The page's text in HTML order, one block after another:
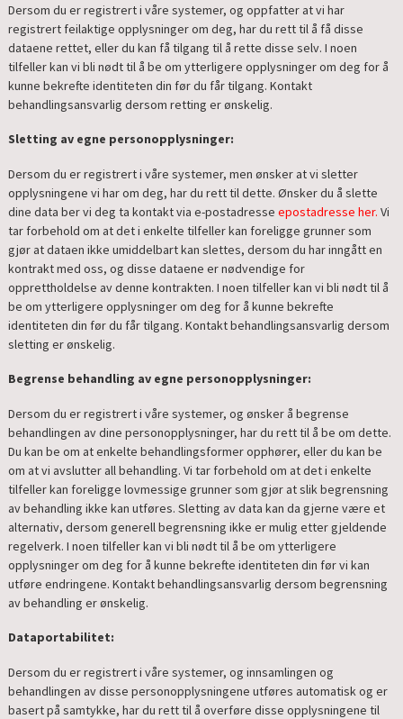
Dersom du er registrert i våre systemer, og oppfatter at vi har
registrert feilaktige opplysninger om deg, har du rett til å få disse
dataene rettet, eller du kan få tilgang til å rette disse selv. I noen
tilfeller kan vi bli nødt til å be om ytterligere opplysninger om deg for å
kunne bekrefte identiteten din før du får tilgang. Kontakt
behandlingsansvarlig dersom retting er ønskelig.
Sletting av egne personopplysninger:
Dersom du er registrert i våre systemer, men ønsker at vi sletter
opplysningene vi har om deg, har du rett til dette. Ønsker du å slette
dine data ber vi deg ta kontakt via e-postadresse epostadresse her. Vi
tar forbehold om at det i enkelte tilfeller kan foreligge grunner som
gjør at dataen ikke umiddelbart kan slettes, dersom du har inngått en
kontrakt med oss, og disse dataene er nødvendige for
opprettholdelse av denne kontrakten. I noen tilfeller kan vi bli nødt til å
be om ytterligere opplysninger om deg for å kunne bekrefte
identiteten din før du får tilgang. Kontakt behandlingsansvarlig dersom
sletting er ønskelig.
Begrense behandling av egne personopplysninger:
Dersom du er registrert i våre systemer, og ønsker å begrense
behandlingen av dine personopplysninger, har du rett til å be om dette.
Du kan be om at enkelte behandlingsformer opphører, eller du kan be
om at vi avslutter all behandling. Vi tar forbehold om at det i enkelte
tilfeller kan foreligge lovmessige grunner som gjør at slik begrensning
av behandling ikke kan utføres. Sletting av data kan da gjerne være et
alternativ, dersom generell begrensning ikke er mulig etter gjeldende
regelverk. I noen tilfeller kan vi bli nødt til å be om ytterligere
opplysninger om deg for å kunne bekrefte identiteten din før vi kan
utføre endringene. Kontakt behandlingsansvarlig dersom begrensning
av behandling er ønskelig.
Dataportabilitet:
Dersom du er registrert i våre systemer, og innsamlingen og
behandlingen av disse personopplysningene utføres automatisk og er
basert på samtykke, har du rett til å overføre disse opplysningene til